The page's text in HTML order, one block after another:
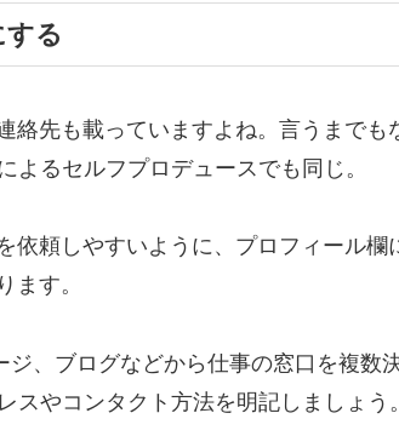
る
絡先も載っていますよね。言うまでも
よるセルフプロデュースでも同じ。
依頼しやすいように、プロフィール欄
ます。
、ブログなどから仕事の窓口を複数
スやコンタクト方法を明記しましょう。